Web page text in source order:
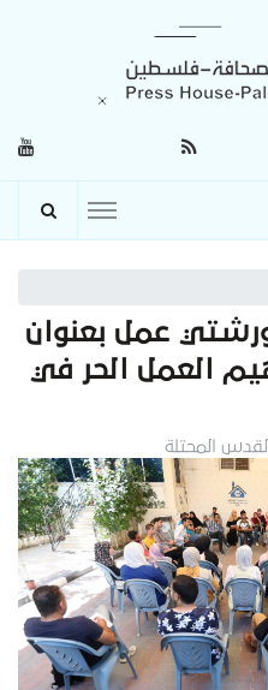
عمل بعنوان
العمل الحر في